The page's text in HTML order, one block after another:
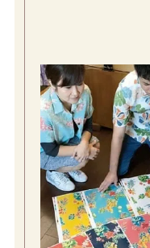
color size
M
在庫数